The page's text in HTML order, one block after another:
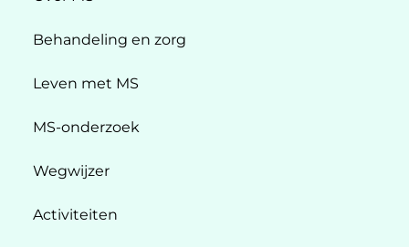
Behandeling en zorg
Leven met MS
MS-onderzoek
Wegwijzer
Activiteiten